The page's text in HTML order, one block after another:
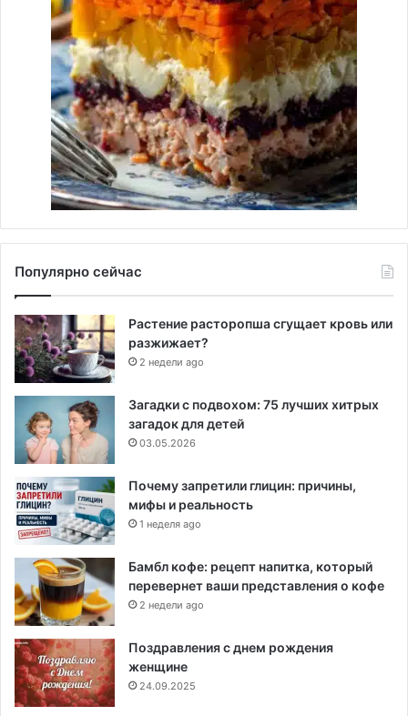
Популярно сейчас
Растение расторопша сгущает кровь или
разжижает?
2 недели ago
Загадки с подвохом: 75 лучших хитрых
загадок для детей
03.05.2026
Почему запретили глицин: причины,
мифы и реальность
1 неделя ago
Бамбл кофе: рецепт напитка, который
перевернет ваши представления о кофе
2 недели ago
Поздравления с днем рождения
женщине
24.09.2025